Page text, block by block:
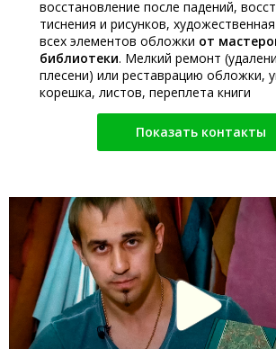
восстановление после падений,
тиснения и рисунков,
всех элементов обложки от
библиотеки. Мелкий ремонт
плесени) или реставрацию обложки,
корешка, листов, переплета книги
Показать контакты